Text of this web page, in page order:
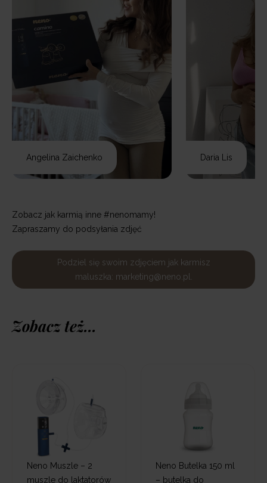
Angelina Zaichenko Daria Lis
Zobacz jak karmią inne #nenomamy!
Zapraszamy do podsyłania zdjęć
Podziel się swoim zdjęciem jak karmisz
maluszka: marketing@neno.pl.
Zobacz też...
Neno Muszle – 2
muszle do laktatorów
Neno Butelka 150 ml
– butelka do